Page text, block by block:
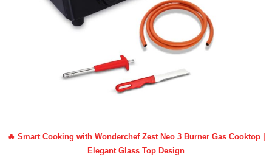
🔥 Smart Cooking with Wonderchef Zest Neo 3 Burner Gas Cooktop |
Elegant Glass Top Design